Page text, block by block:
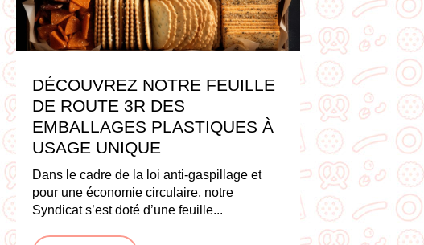
DÉCOUVREZ NOTRE FEUILLE
DE ROUTE 3R DES
EMBALLAGES PLASTIQUES À
USAGE UNIQUE
Dans le cadre de la loi anti-gaspillage et
pour une économie circulaire, notre
Syndicat s’est doté d’une feuille...